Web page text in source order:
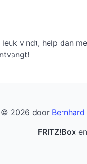
leuk vindt, help dan
2026 door
FRITZ!Boxen